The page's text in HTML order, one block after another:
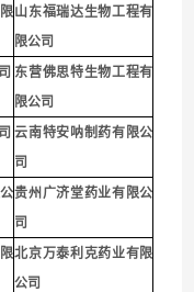
山东福瑞达生物工程有
限公司
东营佛思特生物工程有
限公司
云南特安呐制药有限公
司
贵州广济堂药业有限公
司
北京万泰利克药业有限
公司